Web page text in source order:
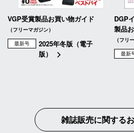
VGP受賞製品お買い物ガイド
（フリーマガジン）
最新号
2025年冬版（電子
版）
DGP
製品
（フリ
最新
雑誌販売に関する